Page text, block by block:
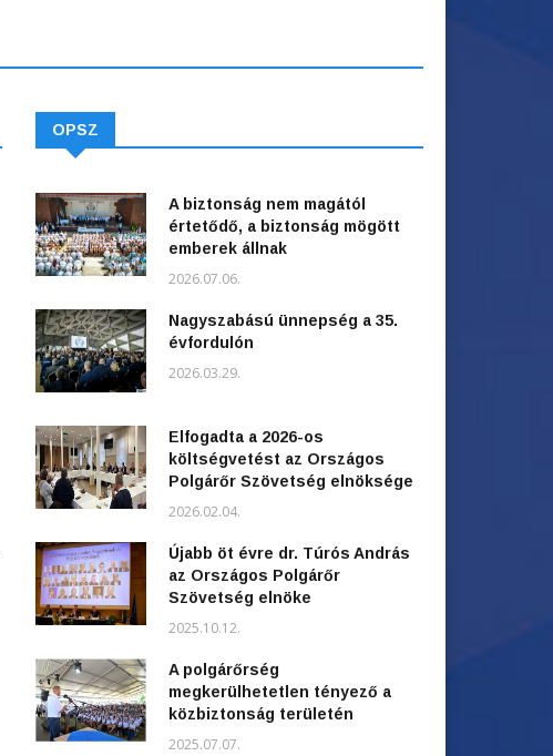
OPSZ
A biztonság nem magától
értetődő, a biztonság mögött
emberek állnak
2026.07.06.
Nagyszabású ünnepség a 35.
évfordulón
2026.03.29.
Elfogadta a 2026-os
költségvetést az Országos
Polgárőr Szövetség elnöksége
2026.02.04.
Újabb öt évre dr. Túrós András
az Országos Polgárőr
Szövetség elnöke
2025.10.12.
A polgárőrség
megkerülhetetlen tényező a
közbiztonság területén
2025.07.07.